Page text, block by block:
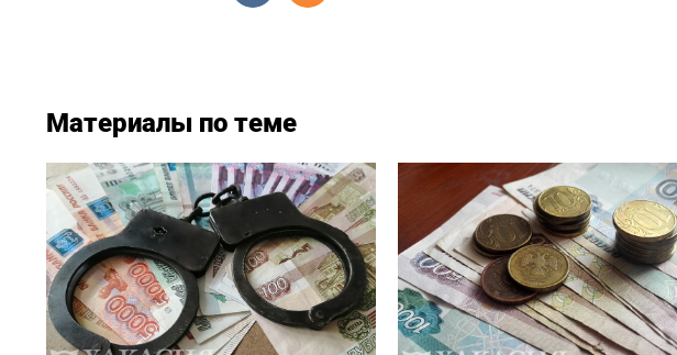
Материалы по теме